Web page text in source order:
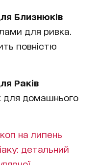
Близнюків
для ривка.
повністю
Раків
для домашнього
на липень
детальний